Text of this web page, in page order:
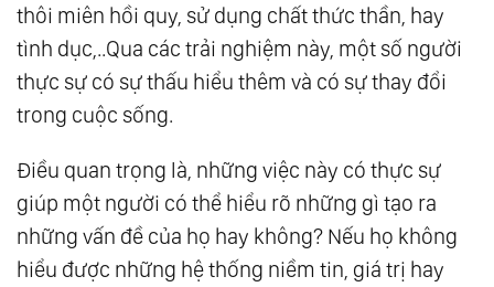
thôi miên hồi quy, sử dụng chất thức thần, hay
tình dục,..Qua các trải nghiệm này, một số người
thực sự có sự thấu hiểu thêm và có sự thay đổi
trong cuộc sống.
Điều quan trọng là, những việc này có thực sự
giúp một người có thể hiểu rõ những gì tạo ra
những vấn đề của họ hay không? Nếu họ không
hiểu được những hệ thống niềm tin, giá trị hay